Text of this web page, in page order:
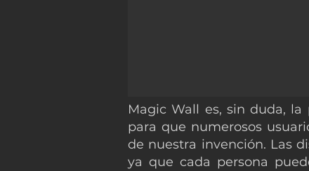
Magic Wall es, sin duda,
para que numerosos
de nuestra invención. Las
ya que cada persona